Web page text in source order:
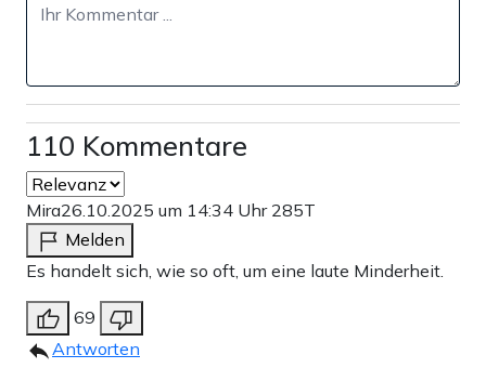
110 Kommentare
Mira26.10.2025 um 14:34 Uhr 285T
Melden
Es handelt sich, wie so oft, um eine laute Minderheit.
69
Antworten